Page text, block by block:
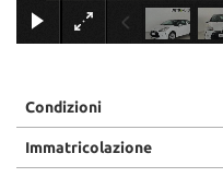
Condizioni
Immatricolazione